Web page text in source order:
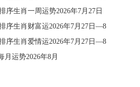
序生肖一周运势2026年7月27日
序生肖财富运2026年7月27日—8
序生肖爱情运2026年7月27日—8
月运势2026年8月